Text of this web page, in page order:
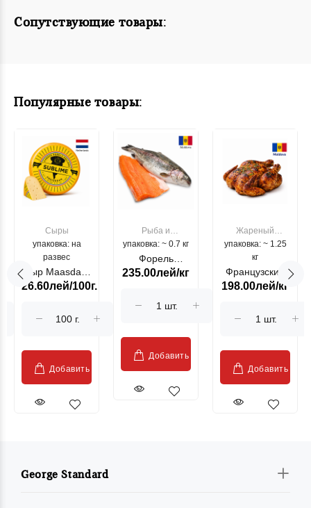
Сопутствующие товары:
Популярные товары:
Сыры
упаковка: на
развес
Сыр Maasdam
Sublime Cow
26.60лей/100г.
Добавить
Рыба и
морепродукты
упаковка: ~ 0.7 кг
Форель
лососевая
Moldovenesc"
235.00лей/кг
Добавить
Жареный
цыпленок
упаковка: ~ 1.25
кг
Французский
гриль, кг
198.00лей/кг
Добавить
George Standard